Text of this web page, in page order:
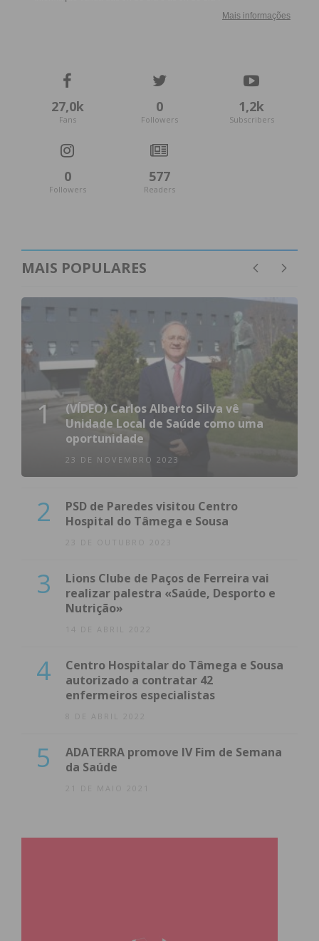
condições
27,0k
Fans
0
Followers
1,2k
Subscribers
0
Followers
577
Readers
MAIS POPULARES
1
(VÍDEO) Carlos Alberto Silva vê
Unidade Local de Saúde como uma
oportunidade
23 DE NOVEMBRO 2023
2
PSD de Paredes visitou Centro
Hospital do Tâmega e Sousa
23 DE OUTUBRO 2023
3
Lions Clube de Paços de Ferreira vai
realizar palestra «Saúde, Desporto e
Nutrição»
14 DE ABRIL 2022
4
Centro Hospitalar do Tâmega e Sousa
autorizado a contratar 42
enfermeiros especialistas
8 DE ABRIL 2022
5
ADATERRA promove IV Fim de Semana
da Saúde
21 DE MAIO 2021